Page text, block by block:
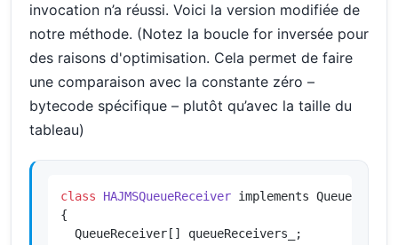
invocation n’a réussi. Voici la version modifiée de
notre méthode. (Notez la boucle for inversée pour
des raisons d'optimisation. Cela permet de faire
une comparaison avec la constante zéro –
bytecode spécifique – plutôt qu’avec la taille du
tableau)
class HAJMSQueueReceiver implements
{
  QueueReceiver[] queueReceivers_;